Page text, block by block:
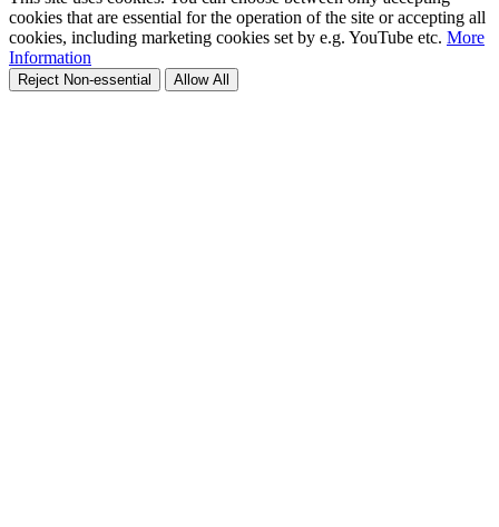
cookies that are essential for the operation of the site or accepting all
cookies, including marketing cookies set by e.g. YouTube etc. More
Information
Reject Non-essential Allow All